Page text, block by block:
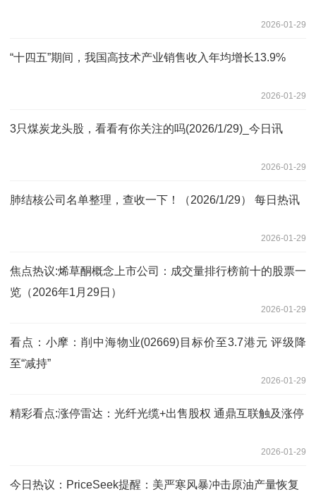
2026-01-29
“十四五”期间，我国高技术产业销售收入年均增长13.9%
2026-01-29
3只煤炭龙头股，看看有你关注的吗(2026/1/29)_今日讯
2026-01-29
肺结核公司名单整理，查收一下！（2026/1/29） 每日热讯
2026-01-29
焦点热议:烯草酮概念上市公司：成交量排行榜前十的股票一
览（2026年1月29日）
2026-01-29
看点：小摩：削中海物业(02669)目标价至3.7港元 评级降
至“减持”
2026-01-29
精彩看点:涨停雷达：光纤光缆+出售股权 通鼎互联触及涨停
2026-01-29
今日热议：PriceSeek提醒：美严寒风暴冲击原油产量恢复